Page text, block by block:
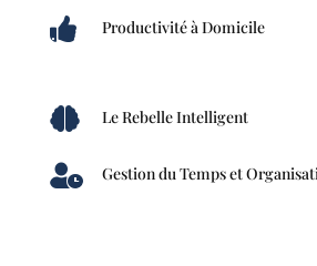
 Productivité à Domicile
 Le Rebelle Intelligent
 Gestion du Temps et